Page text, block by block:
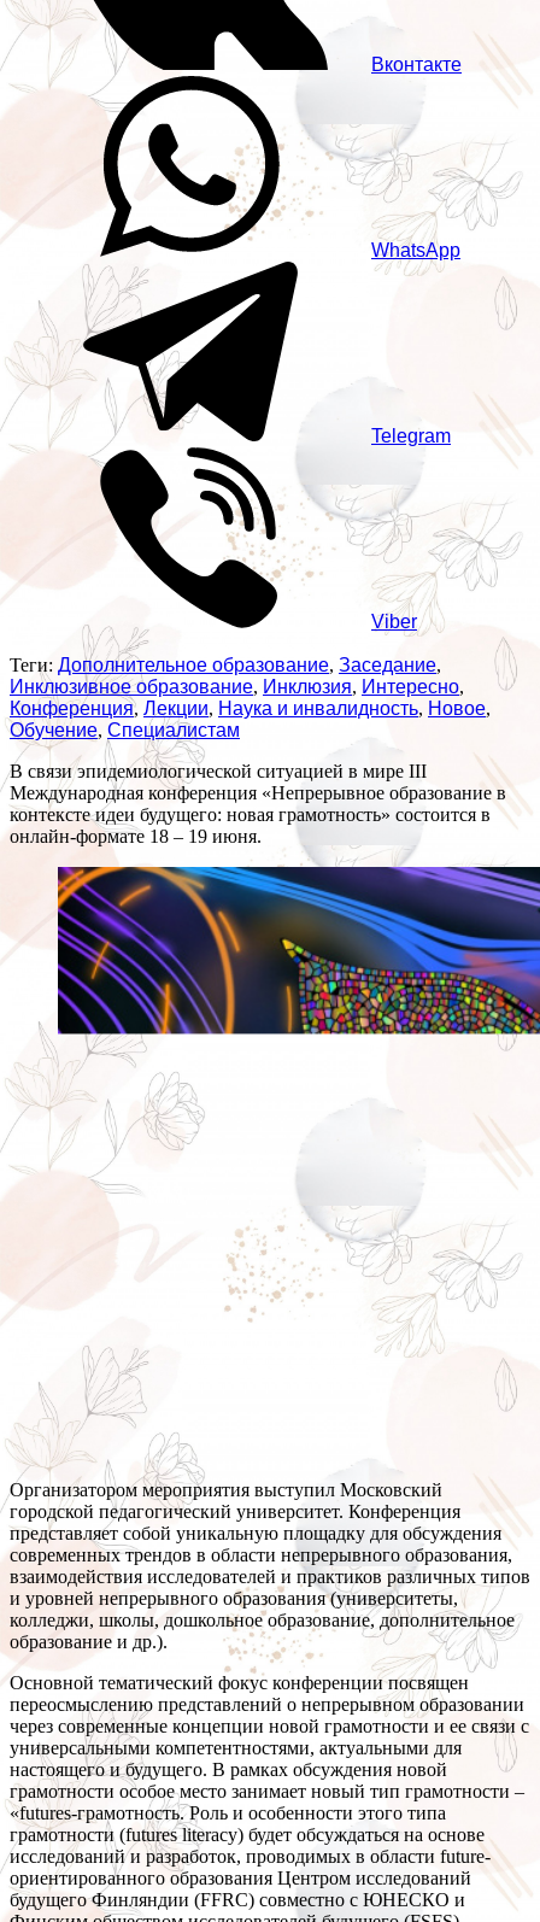
Вконтакте
WhatsApp
Telegram
Viber
Теги: Дополнительное образование, Заседание,
Инклюзивное образование, Инклюзия, Интересно,
Конференция, Лекции, Наука и инвалидность, Новое,
Обучение, Специалистам
В связи эпидемиологической ситуацией в мире III
Международная конференция «Непрерывное образование в
контексте идеи будущего: новая грамотность» состоится в
онлайн-формате 18 – 19 июня.
Организатором мероприятия выступил Московский
городской педагогический университет. Конференция
представляет собой уникальную площадку для обсуждения
современных трендов в области непрерывного образования,
взаимодействия исследователей и практиков различных типов
и уровней непрерывного образования (университеты,
колледжи, школы, дошкольное образование, дополнительное
образование и др.).
Основной тематический фокус конференции посвящен
переосмыслению представлений о непрерывном образовании
через современные концепции новой грамотности и ее связи с
универсальными компетентностями, актуальными для
настоящего и будущего. В рамках обсуждения новой
грамотности особое место занимает новый тип грамотности –
«futures-грамотность. Роль и особенности этого типа
грамотности (futures literacy) будет обсуждаться на основе
исследований и разработок, проводимых в области future-
ориентированного образования Центром исследований
будущего Финляндии (FFRC) совместно с ЮНЕСКО и